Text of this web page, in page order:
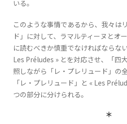
いる。
このような事情であるから、我々は
ド」に対して、ラマルティーヌとオ
に読むべきか慎重でなければならな
Les Préludes » とを対応させ、「四
照しながら「レ・プレリュード」の
「レ・プレリュード」と « Les
つの部分に分けられる。
＊